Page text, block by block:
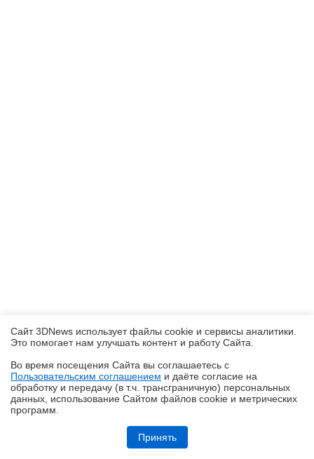
Ryzen и DDR5-6000 на чипах Samsung — G.Skill даёт добро
Сайт 3DNews использует файлы cookie и сервисы аналитики.
Это помогает нам улучшать контент и работу Cайта.
Во время посещения Cайта вы соглашаетесь с
Пользовательским соглашением и даёте согласие на
обработку и передачу (в т.ч. трансграничную) персональных
данных, использование Cайтом файлов cookie и метрических
программ.
Принять